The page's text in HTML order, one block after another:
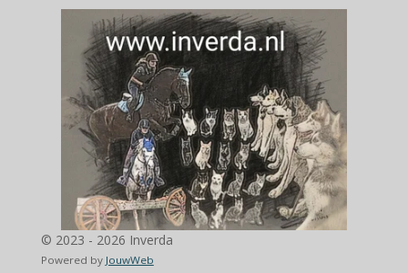
© 2023 - 2026 Inverda
Powered by JouwWeb